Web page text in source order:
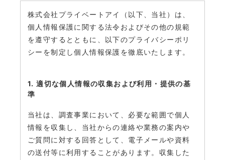
株式会社プライベートアイ（以下、当社）は、
個人情報保護に関する法令およびその他の規範
を遵守するとともに、以下のプライバシーポリ
シーを制定し個人情報保護を徹底いたします。
1. 適切な個人情報の収集および利用・提供の基
準
当社は、調査事業において、必要な範囲で個人
情報を収集し、当社からの連絡や業務の案内や
ご質問に対する回答として、電子メールや資料
の送付等に利用することがあります。収集した